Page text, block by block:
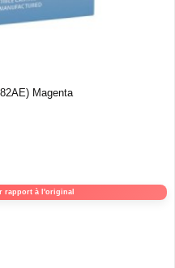
Magenta
rapport à l'original